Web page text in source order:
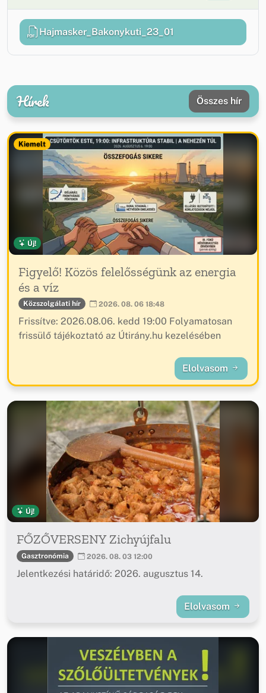
Hajmasker_Bakonykuti_23_01
Hírek Összes hír
Kiemelt
Új!
Figyelő! Közös felelősségünk az energia
és a víz
Közszolgálati hír 2026. 08. 06 18:48
Frissítve: 2026.08.06. kedd 19:00 Folyamatosan
frissülő tájékoztató az Útirány.hu kezelésében
Elolvasom
Új!
FŐZŐVERSENY Zichyújfalu
Gasztronómia 2026. 08. 03 12:00
Jelentkezési határidő: 2026. augusztus 14.
Elolvasom